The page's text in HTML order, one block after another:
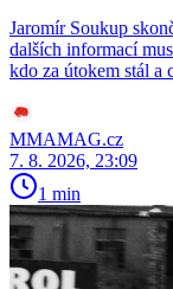
Jaromír Soukup
dalších informací
kdo za útokem stál a
MMAMAG.cz
7. 8. 2026, 23:09
1 min